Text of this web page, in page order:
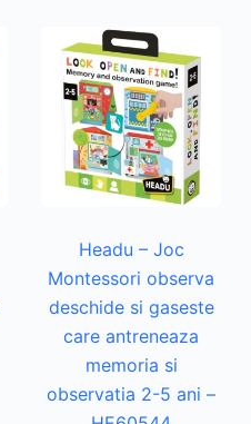
Headu – Joc
Montessori observa
deschide si gaseste
care antreneaza
memoria si
observatia 2-5 ani –